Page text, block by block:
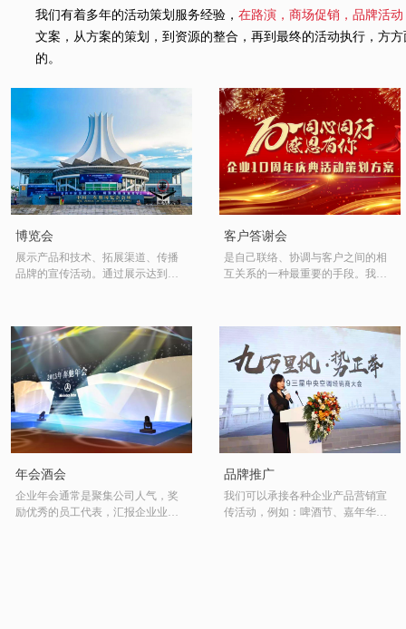
我们有着多年的活动策划服务经验， 在路演，商场促销，品牌活
文案，从方案的策划，到资源的整合，再到最终的活动执行，方
的。
博览会
展示产品和技术、拓展渠道、传播
品牌的宣传活动。通过展示达到产
的活动。
客户答谢会
是自己联络、协调与客户之间的相
互关系的一种最重要的手段。我们
年会酒会
企业年会通常是聚集公司人气，奖
励优秀的员工代表，汇报企业业绩
品牌推广
我们可以承接各种企业产品营销宣
传活动，例如：啤酒节、嘉年华、